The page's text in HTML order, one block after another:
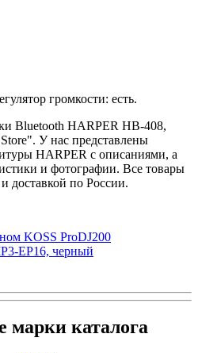
громкости: есть.
Bluetooth HARPER HB-408,
У нас представлены
HARPER с описаниями, а
и фотографии. Все товары
доставкой по России.
KOSS ProDJ200
EP16, черный
марки каталога